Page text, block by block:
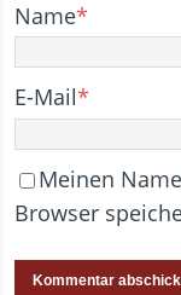
Name*
E-Mail*
Meinen
Browser